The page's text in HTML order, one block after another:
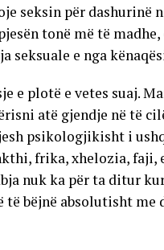
seksin për dashurinë
tonë më të
seksuale e nga
e plotë e vetes suaj.
atë gjendje në të
psikologjikisht i
frika, xhelozia, faji,
nuk ka për ta ditur
bëjnë absolutisht me